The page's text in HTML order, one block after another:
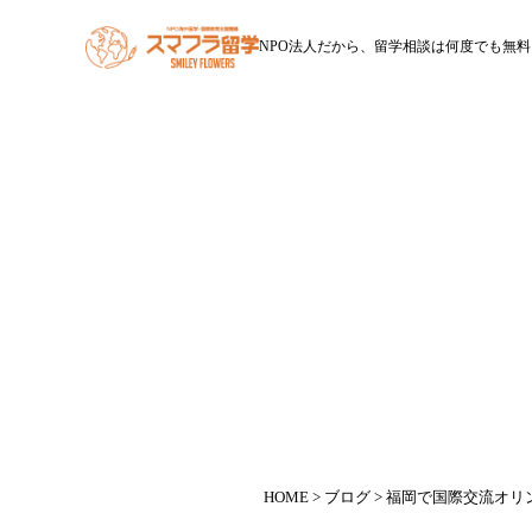
NPO法人だから、留学相談は何度でも無料
HOME > ブログ > 福岡で国際交流オリ